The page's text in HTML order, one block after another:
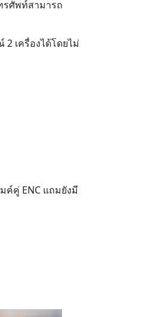
รศัพท์สามารถ
เครื่องได้โดยไม่
ค์คู่ ENC แถมยังมี